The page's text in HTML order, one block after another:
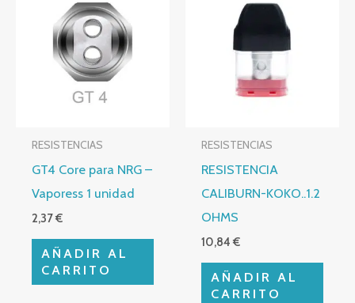
RESISTENCIAS
GT4 Core para NRG –
Vaporess 1 unidad
2,37€
AÑADIR AL
CARRITO
RESISTENCIAS
RESISTENCIA
CALIBURN-KOKO..1.2
OHMS
10,84€
AÑADIR AL
CARRITO